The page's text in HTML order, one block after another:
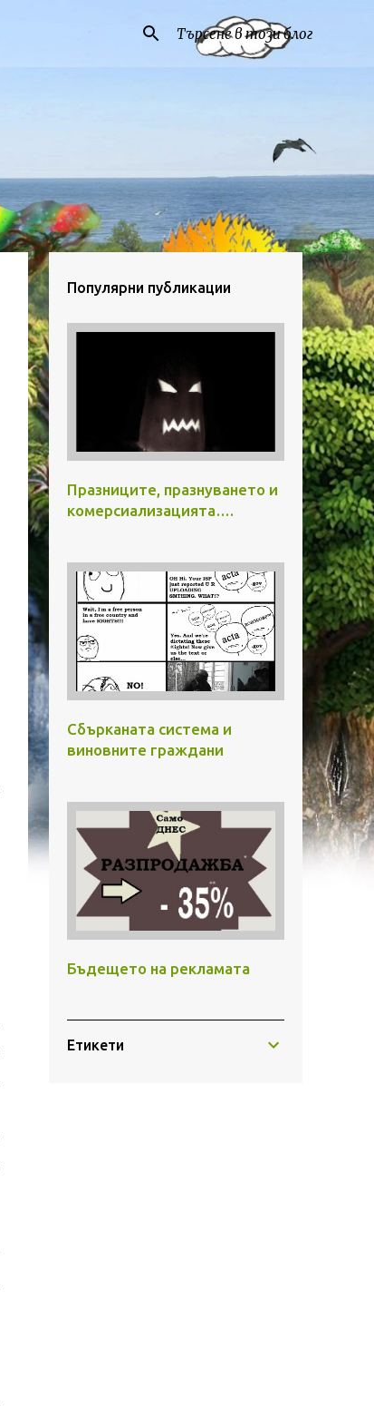
Популярни публикации
Празниците, празнуването и
комерсиализацията….
Сбърканата система и
виновните граждани
Бъдещето на рекламата
Етикети